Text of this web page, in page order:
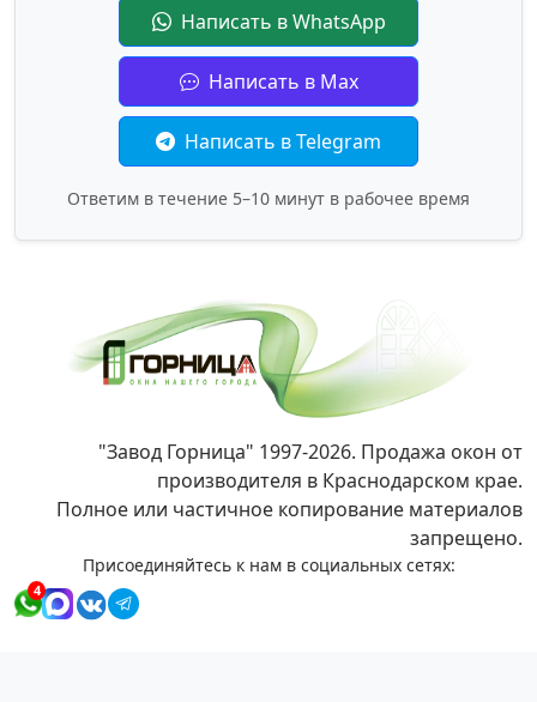
Написать в WhatsApp
Написать в Max
Написать в Telegram
Ответим в течение 5–10 минут в рабочее время
"Завод Горница" 1997-2026. Продажа окон от
производителя в Краснодарском крае.
Полное или частичное копирование материалов
запрещено.
Присоединяйтесь к нам в социальных сетях:
4